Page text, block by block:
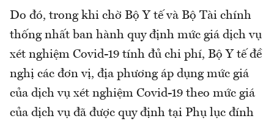
Do đó, trong khi chờ Bộ Y tế và Bộ Tài chính
thống nhất ban hành quy định mức giá dịch vụ
xét nghiệm Covid-19 tính đủ chi phí, Bộ Y tế đề
nghị các đơn vị, địa phương áp dụng mức giá
của dịch vụ xét nghiệm Covid-19 theo mức giá
của dịch vụ đã được quy định tại Phụ lục đính